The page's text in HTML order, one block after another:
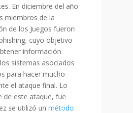
En diciembre del año
miembros de la
de los Juegos fueron
cuyo objetivo
información
sistemas asociados
para hacer mucho
el ataque final. Lo
de este ataque, fue
se utilizó un método